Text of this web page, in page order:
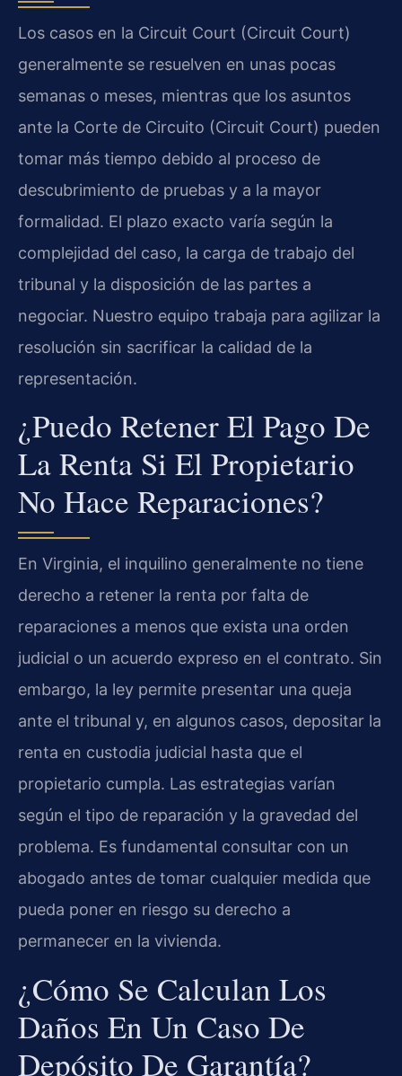
Los casos en la Circuit Court (Circuit Court)
generalmente se resuelven en unas pocas
semanas o meses, mientras que los asuntos
ante la Corte de Circuito (Circuit Court) pueden
tomar más tiempo debido al proceso de
descubrimiento de pruebas y a la mayor
formalidad. El plazo exacto varía según la
complejidad del caso, la carga de trabajo del
tribunal y la disposición de las partes a
negociar. Nuestro equipo trabaja para agilizar la
resolución sin sacrificar la calidad de la
representación.
¿Puedo Retener El Pago De
La Renta Si El Propietario
No Hace Reparaciones?
En Virginia, el inquilino generalmente no tiene
derecho a retener la renta por falta de
reparaciones a menos que exista una orden
judicial o un acuerdo expreso en el contrato. Sin
embargo, la ley permite presentar una queja
ante el tribunal y, en algunos casos, depositar la
renta en custodia judicial hasta que el
propietario cumpla. Las estrategias varían
según el tipo de reparación y la gravedad del
problema. Es fundamental consultar con un
abogado antes de tomar cualquier medida que
pueda poner en riesgo su derecho a
permanecer en la vivienda.
¿Cómo Se Calculan Los
Daños En Un Caso De
Depósito De Garantía?